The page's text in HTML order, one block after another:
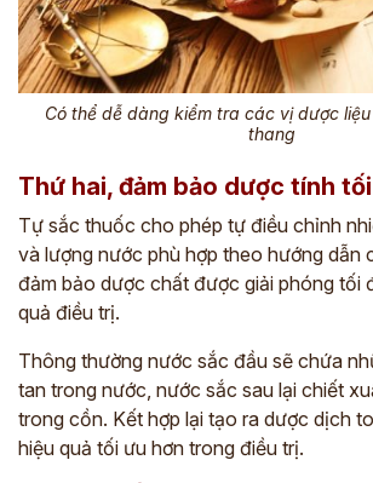
Có thể dễ dàng kiểm tra các vị dược
thang
Thứ hai, đảm bảo dược tính
Tự sắc thuốc cho phép tự điều chỉnh
và lượng nước phù hợp theo hướng dẫn
đảm bảo dược chất được giải phóng tối
quả điều trị.
Thông thường nước sắc đầu sẽ chứa
tan trong nước, nước sắc sau lại chiết
trong cồn. Kết hợp lại tạo ra dược dịch
hiệu quả tối ưu hơn trong điều trị.